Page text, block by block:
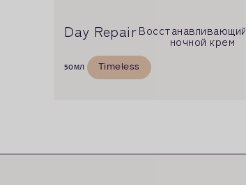
Day RepairВосстанавливающий
ночной крем
50мл Timeless